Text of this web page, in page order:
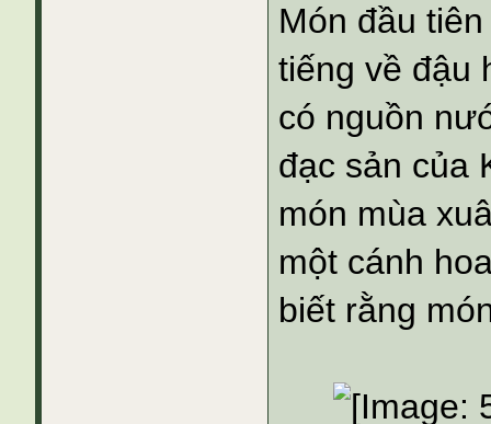
Món đầu
tiếng về đậu
có nguồn
đạc sản của
món mùa
một cánh
biết rằng